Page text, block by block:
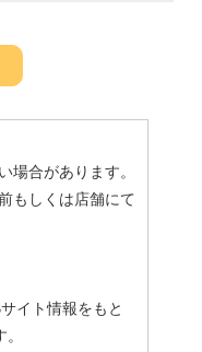
場合があります。
もしくは店舗にて
イト情報をもと